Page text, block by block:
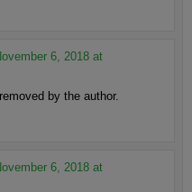
6, 2018 at
by the author.
6, 2018 at